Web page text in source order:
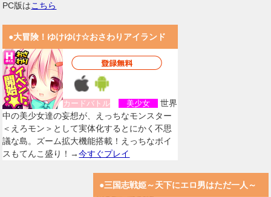
PC版はこちら
●大冒険！ゆけゆけ☆おさわりアイランド
カードバトル 美少女
世界
中の美少女達の妄想が、えっちなモンスター
＜えろモン＞として実体化するとにかく不思
議な島。ズーム拡大機能搭載！えっちなボイ
スもてんこ盛り！→今すぐプレイ
●三国志戦姫～天下にエロ男はただ一人～